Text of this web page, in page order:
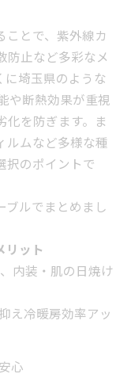
とで、紫外線カ
防止など多彩なメ
に埼玉県のような
や断熱効果が重視
を防ぎます。ま
ルムなど多様な種
択のポイントで
ブルでまとめまし
リット
内装・肌の日焼け
え冷暖房効率アッ
心